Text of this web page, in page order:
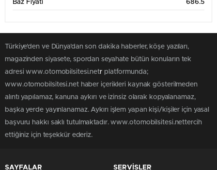
Baz Fiyatı 686.5
Türkiye'den ve Dünya’dan son dakika haberler, köşe yazıları,
magazinden siyasete, spordan seyahate bütün konuların tek
adresi www.otomobilsitesi.netr platformunda;
www.otomobilsitesi.net haber içerikleri kaynak gösterilmeden
alıntı yapılamaz, kanuna aykırı ve izinsiz olarak kopyalanamaz,
başka yerde yayınlanamaz. Aykırı işlem yapan kişi/kişiler için yasal
başvuru hakkı saklı tutulmaktadır. www.otomobilsitesi.nettercih
ettiğiniz için teşekkür ederiz.
SAYFALAR SERVİSLER